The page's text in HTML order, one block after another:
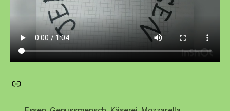
Material für das Käsen – hervorragender Shop (*Werbung*)